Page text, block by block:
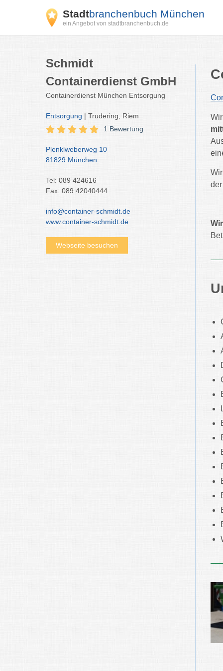
Stadtbranchenbuch München
ein Angebot von stadtbranchenbuch.de
Schmidt
Containerdienst GmbH
Containerdienst München Entsorgung
Entsorgung | Trudering, Riem
1 Bewertung
Plenklweberweg 10
81829 München
Tel: 089 424616
Fax: 089 42040444
info@container-schmidt.de
www.container-schmidt.de
Webseite besuchen